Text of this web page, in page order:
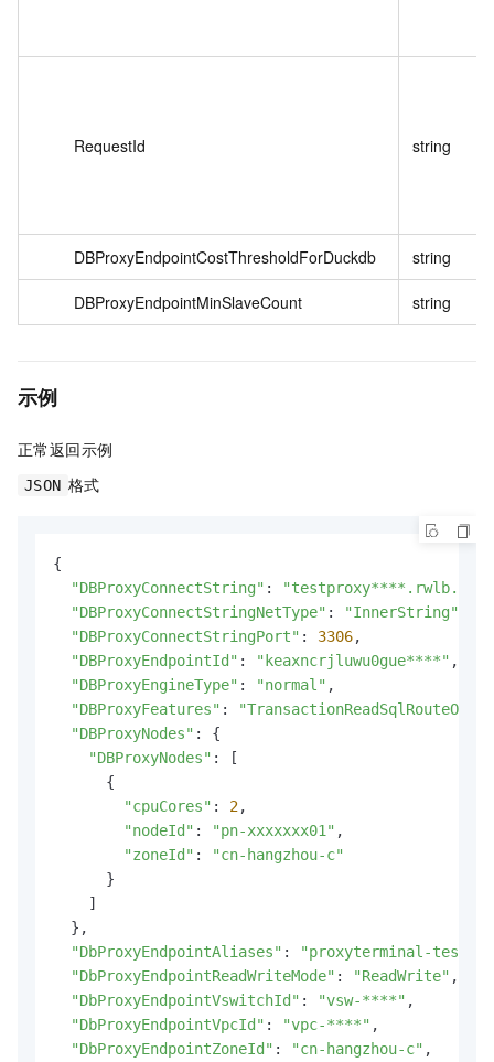
RequestId string
DBProxyEndpointCostThresholdForDuckdb string
DBProxyEndpointMinSlaveCount string
示例
正常返回示例
JSON 格式
{
"DBProxyConnectString" :
"DBProxyConnectStringNetType" : "InnerString"
"DBProxyConnectStringPort" : 3306,
"DBProxyEndpointId" : "keaxncrjluwu0gue****" ,
"DBProxyEngineType" : "normal" ,
"DBProxyFeatures" :
"DBProxyNodes" : {
"DBProxyNodes" : [
      {
"cpuCores" : 2,
"nodeId" : "pn-xxxxxxx01" ,
"zoneId" :
"cn-hangzhou-c"
      }
    ]
  },
"DbProxyEndpointAliases" : "proxyterminal-test"
"DbProxyEndpointReadWriteMode" : "ReadWrite" ,
"DbProxyEndpointVswitchId" : "vsw-****" ,
"DbProxyEndpointVpcId" : "vpc-****" ,
"DbProxyEndpointZoneId" : "cn-hangzhou-c" ,